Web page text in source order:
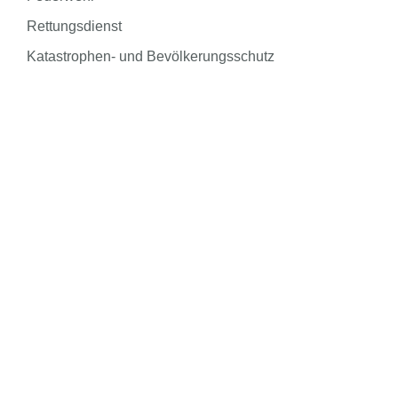
Rettungsdienst
Katastrophen- und Bevölkerungsschutz